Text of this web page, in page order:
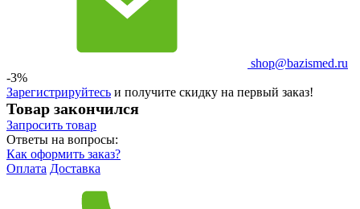
shop@bazismed.ru
-3%
Зарегистрируйтесь и получите скидку на первый заказ!
Товар закончился
Запросить товар
Ответы на вопросы:
Как оформить заказ?
Оплата Доставка